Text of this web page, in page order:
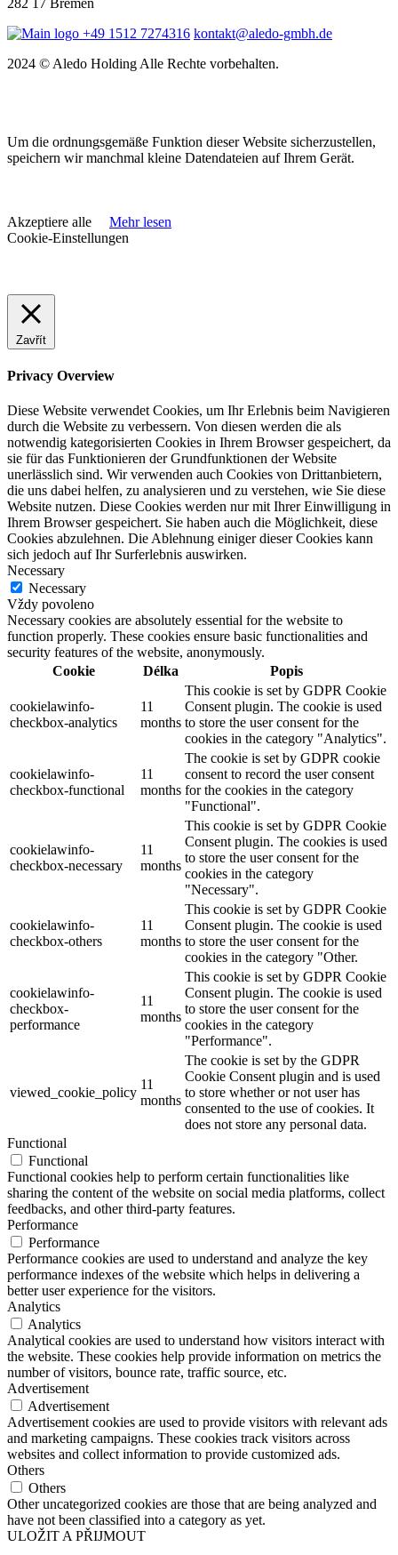
+49 1512 7274316 kontakt@aledo-gmbh.de
2024 © Aledo Holding Alle Rechte vorbehalten.
Um die ordnungsgemäße Funktion dieser Website sicherzustellen,
speichern wir manchmal kleine Datendateien auf Ihrem Gerät.
Akzeptiere alle
Mehr lesen
Cookie-Einstellungen
Zavřít
Privacy Overview
Diese Website verwendet Cookies, um Ihr Erlebnis beim Navigieren
durch die Website zu verbessern. Von diesen werden die als
notwendig kategorisierten Cookies in Ihrem Browser gespeichert, da
sie für das Funktionieren der Grundfunktionen der Website
unerlässlich sind. Wir verwenden auch Cookies von Drittanbietern,
die uns dabei helfen, zu analysieren und zu verstehen, wie Sie diese
Website nutzen. Diese Cookies werden nur mit Ihrer Einwilligung in
Ihrem Browser gespeichert. Sie haben auch die Möglichkeit, diese
Cookies abzulehnen. Die Ablehnung einiger dieser Cookies kann
sich jedoch auf Ihr Surferlebnis auswirken.
Necessary
Necessary
Vždy povoleno
Necessary cookies are absolutely essential for the website to
function properly. These cookies ensure basic functionalities and
security features of the website, anonymously.
Cookie
Délka Popis
cookielawinfo-
checkbox-analytics
11
months
This cookie is set by GDPR Cookie
Consent plugin. The cookie is used
to store the user consent for the
cookies in the category "Analytics".
cookielawinfo-
checkbox-functional
11
months
The cookie is set by GDPR cookie
consent to record the user consent
for the cookies in the category
"Functional".
cookielawinfo-
checkbox-necessary
11
months
This cookie is set by GDPR Cookie
Consent plugin. The cookies is used
to store the user consent for the
cookies in the category
"Necessary".
cookielawinfo-
checkbox-others
11
months
This cookie is set by GDPR Cookie
Consent plugin. The cookie is used
to store the user consent for the
cookies in the category "Other.
cookielawinfo-
checkbox-
performance
11
months
This cookie is set by GDPR Cookie
Consent plugin. The cookie is used
to store the user consent for the
cookies in the category
"Performance".
viewed_cookie_policy
11
months
The cookie is set by the GDPR
Cookie Consent plugin and is used
to store whether or not user has
consented to the use of cookies. It
does not store any personal data.
Functional
Functional
Functional cookies help to perform certain functionalities like
sharing the content of the website on social media platforms, collect
feedbacks, and other third-party features.
Performance
Performance
Performance cookies are used to understand and analyze the key
performance indexes of the website which helps in delivering a
better user experience for the visitors.
Analytics
Analytics
Analytical cookies are used to understand how visitors interact with
the website. These cookies help provide information on metrics the
number of visitors, bounce rate, traffic source, etc.
Advertisement
Advertisement
Advertisement cookies are used to provide visitors with relevant ads
and marketing campaigns. These cookies track visitors across
websites and collect information to provide customized ads.
Others
Others
Other uncategorized cookies are those that are being analyzed and
have not been classified into a category as yet.
ULOŽIT A PŘIJMOUT